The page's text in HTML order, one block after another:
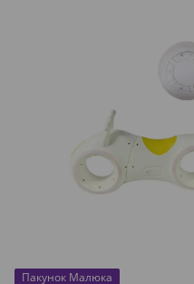
Пакунок Малюка